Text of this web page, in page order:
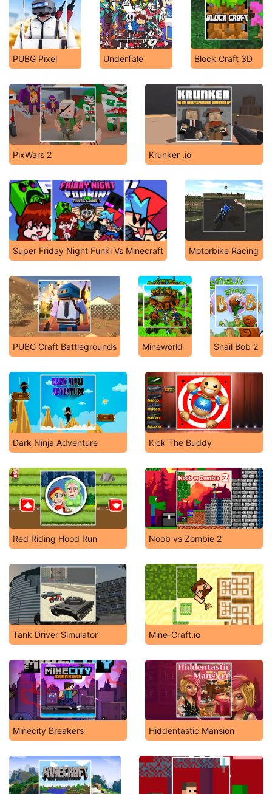
PUBG Pixel UnderTale Block Craft 3D
PixWars 2 Krunker .io
Super Friday Night Funki Vs Minecraft Motorbike Racing
PUBG Craft Battlegrounds Mineworld Snail Bob 2
Dark Ninja Adventure Kick The Buddy
Red Riding Hood Run Noob vs Zombie 2
Tank Driver Simulator Mine-Craft.io
Minecity Breakers Hiddentastic Mansion